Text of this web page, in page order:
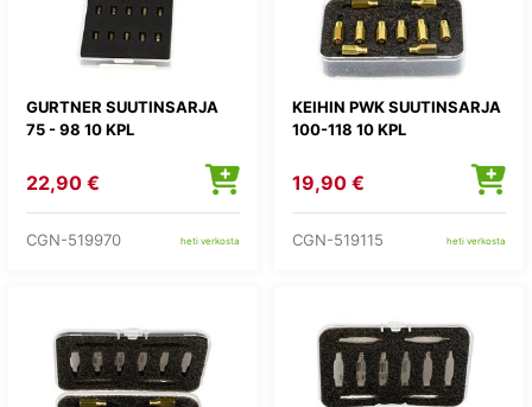
GURTNER SUUTINSARJA
75 - 98 10 KPL
22,90 €
CGN-519970 heti verkosta
KEIHIN PWK SUUTINSARJA
100-118 10 KPL
19,90 €
CGN-519115 heti verkosta